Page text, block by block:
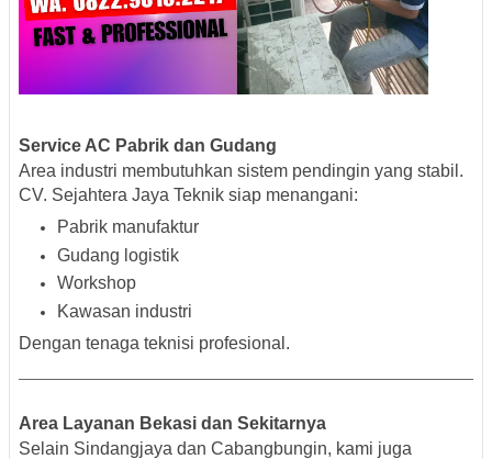
Service AC Pabrik dan Gudang
Area industri membutuhkan sistem pendingin yang stabil.
CV. Sejahtera Jaya Teknik siap menangani:
Pabrik manufaktur
Gudang logistik
Workshop
Kawasan industri
Dengan tenaga teknisi profesional.
Area Layanan Bekasi dan Sekitarnya
Selain Sindangjaya dan Cabangbungin, kami juga